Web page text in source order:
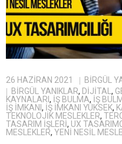
26 HAZIRAN 2021 BIRGÜL
BIRGÜL YANIKLAR, DIJITAL ,
KAYNALARI , IŞ BULMA, IŞ
IŞ IMKANI , IŞ IMKANI YÜKSEK,
TEKNOLOJIK MESLEKLER,
TASARIM IŞLERI, UX
MESLEKLER, YENI NESIL